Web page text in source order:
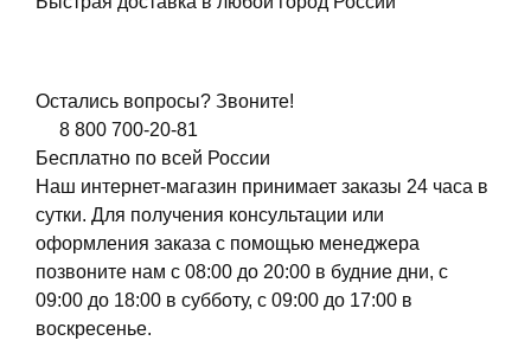
Остались вопросы? Звоните!
8 800 700-20-81
Бесплатно по всей России
Наш интернет-магазин принимает заказы 24 часа в
сутки. Для получения консультации или
оформления заказа с помощью менеджера
позвоните нам с 08:00 до 20:00 в будние дни, с
09:00 до 18:00 в субботу, с 09:00 до 17:00 в
воскресенье.